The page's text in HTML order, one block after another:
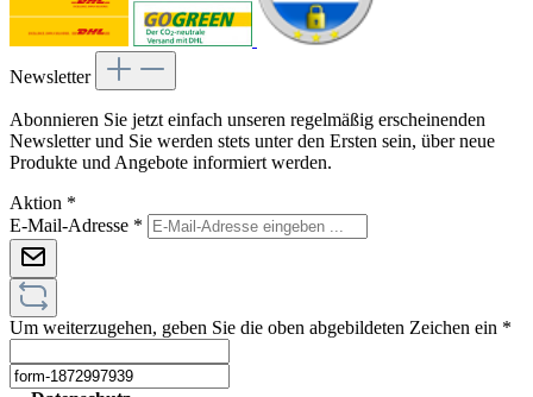
Newsletter
Abonnieren Sie jetzt einfach unseren regelmäßig erscheinenden
Newsletter und Sie werden stets unter den Ersten sein, über neue
Produkte und Angebote informiert werden.
Aktion *
E-Mail-Adresse *
Um weiterzugehen, geben Sie die oben abgebildeten Zeichen ein *